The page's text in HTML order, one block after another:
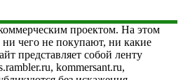
проектом. На этом
чего не покупают, ни какие
представляет собой ленту
kommersant.ru,